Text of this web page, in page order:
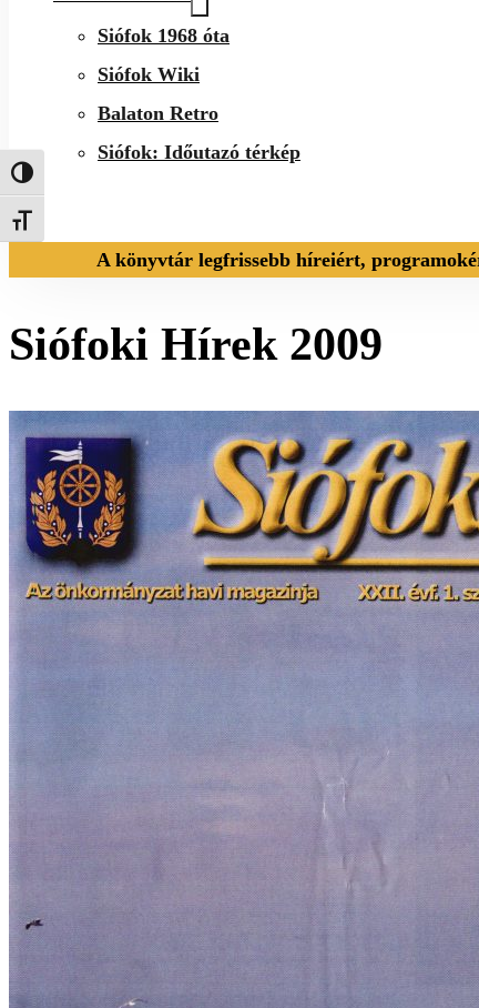
Nagy kontraszt váltása
Betűméret váltása
Siófok 1968 óta
Siófok Wiki
Balaton Retro
Siófok: Időutazó térkép
A könyvtár legfrissebb híreiért,
Siófoki Hírek 2009